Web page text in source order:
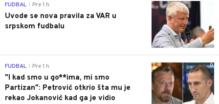
FUDBAL Pre 1 h
Uvode se nova pravila za VAR u
srpskom fudbalu
0
FUDBAL Pre 1 h
"I kad smo u go**ima, mi smo
Partizan": Petrović otkrio šta mu je
rekao Jokanović kad ga je vidio